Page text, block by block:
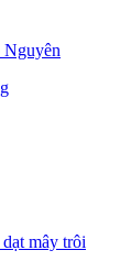
mây trôi